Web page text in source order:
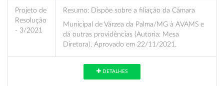
Projeto de
Resolução
- 3/2021
Resumo: Dispõe sobre a filiação da Câmara
Municipal de Várzea da Palma/MG à AVAMS e
dá outras providências (Autoria: Mesa
Diretora). Aprovado em 22/11/2021.
DETALHES